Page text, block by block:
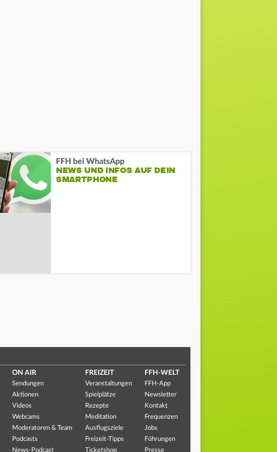
FFH bei WhatsApp
NEWS UND INFOS AUF DEIN
SMARTPHONE
ON AIR
Sendungen
Aktionen
Videos
Webcams
Moderatoren & Team
Podcasts
News-Podcast
FREIZEIT
Veranstaltungen
Spielplätze
Rezepte
Meditation
Ausflugsziele
Freizeit-Tipps
Ticketshop
FFH-WELT
FFH-App
Newsletter
Kontakt
Frequenzen
Jobs
Führungen
Presse